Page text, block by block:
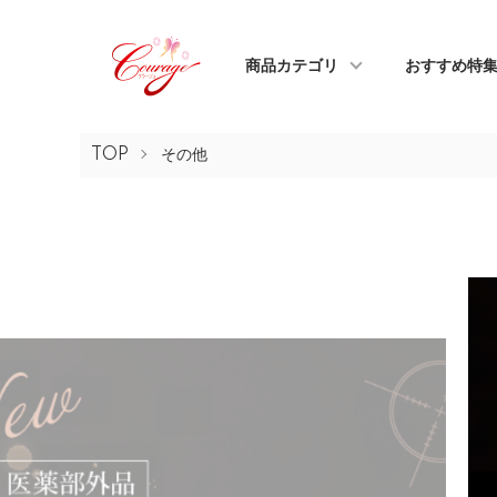
商品カテゴリ おすすめ特
TOP その他